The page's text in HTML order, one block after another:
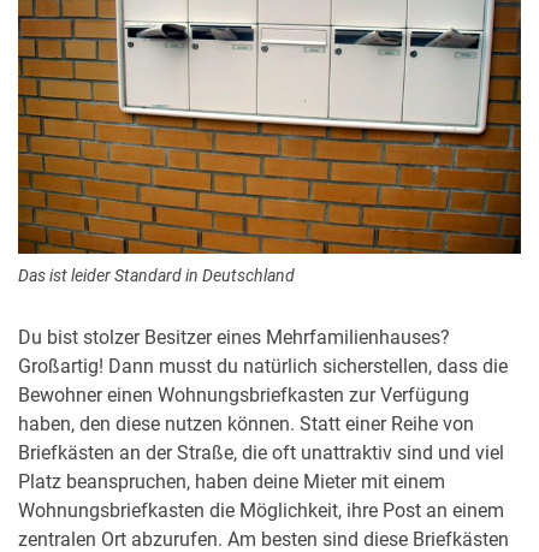
Das ist leider Standard in Deutschland
Du bist stolzer Besitzer eines Mehrfamilienhauses?
Großartig! Dann musst du natürlich sicherstellen, dass die
Bewohner einen Wohnungsbriefkasten zur Verfügung
haben, den diese nutzen können. Statt einer Reihe von
Briefkästen an der Straße, die oft unattraktiv sind und viel
Platz beanspruchen, haben deine Mieter mit einem
Wohnungsbriefkasten die Möglichkeit, ihre Post an einem
zentralen Ort abzurufen. Am besten sind diese Briefkästen